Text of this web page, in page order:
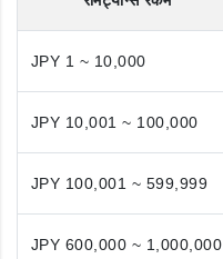
JPY 1 ~ 10,000
JPY 10,001 ~ 100,000
JPY 100,001 ~ 599,999
JPY 600,000 ~ 1,000,000